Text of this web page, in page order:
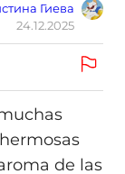
Гиева
24.12.2025
de las